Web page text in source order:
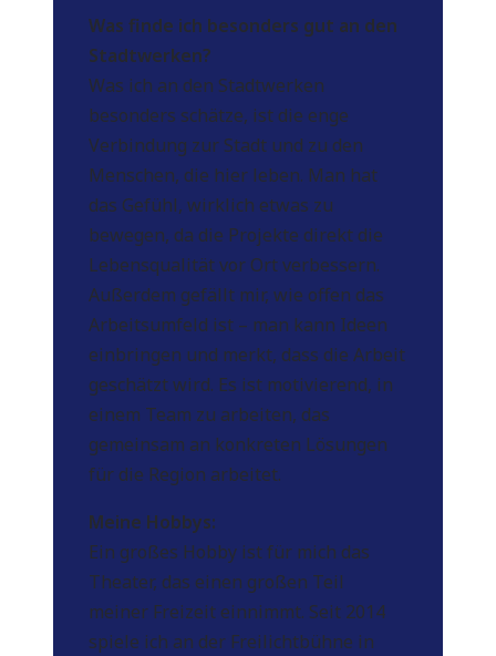
Was finde ich besonders gut an den
Stadtwerken?
Was ich an den Stadtwerken
besonders schätze, ist die enge
Verbindung zur Stadt und zu den
Menschen, die hier leben. Man hat
das Gefühl, wirklich etwas zu
bewegen, da die Projekte direkt die
Lebensqualität vor Ort verbessern.
Außerdem gefällt mir, wie offen das
Arbeitsumfeld ist – man kann Ideen
einbringen und merkt, dass die Arbeit
geschätzt wird. Es ist motivierend, in
einem Team zu arbeiten, das
gemeinsam an konkreten Lösungen
für die Region arbeitet.
Meine Hobbys:
Ein großes Hobby ist für mich das
Theater, das einen großen Teil
meiner Freizeit einnimmt. Seit 2014
spiele ich an der Freilichtbühne in